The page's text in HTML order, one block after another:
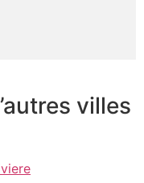
villes